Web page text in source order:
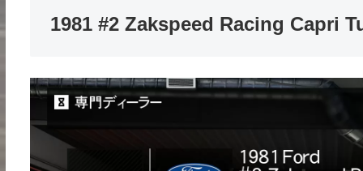
1981 #2 Zakspeed Racing Capri